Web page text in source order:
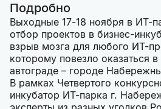
Подробно
Выходные 17-18 ноября в ИТ-
отбор проектов в бизнес-
взрыв мозга для любого ИТ-
которому повезло оказаться
автограде – городе
В рамках Четвертого
инкубатор ИТ-парка г.